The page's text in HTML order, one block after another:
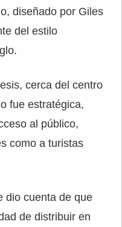
diseñado por Giles
del estilo
cerca del centro
fue estratégica,
al público,
como a turistas
dio cuenta de que
de distribuir en